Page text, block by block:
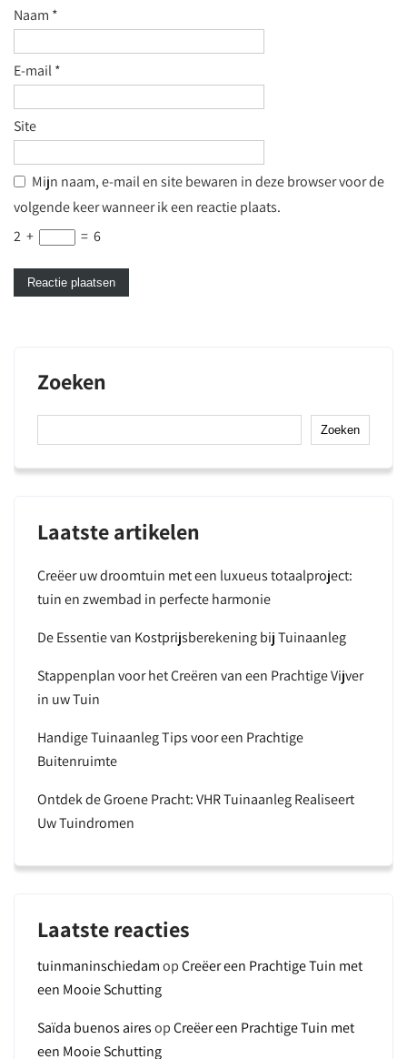
Naam *
E-mail*
Site
Mijn naam, e-mail en site bewaren in deze browser voor de
volgende keer wanneer ik een reactie plaats.
2 + = 6
Zoeken
Zoeken
Laatste artikelen
Creëer uw droomtuin met een luxueus totaalproject:
tuin en zwembad in perfecte harmonie
De Essentie van Kostprijsberekening bij Tuinaanleg
Stappenplan voor het Creëren van een Prachtige Vijver
in uw Tuin
Handige Tuinaanleg Tips voor een Prachtige
Buitenruimte
Ontdek de Groene Pracht: VHR Tuinaanleg Realiseert
Uw Tuindromen
Laatste reacties
tuinmaninschiedamopCreëer een Prachtige Tuin met
een Mooie Schutting
Saïda buenos airesopCreëer een Prachtige Tuin met
een Mooie Schutting